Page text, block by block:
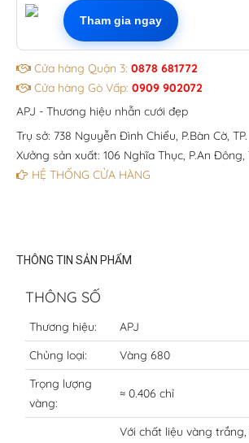
Tham gia ngay
Cửa hàng Quận 3: 0878 681772
Cửa hàng Gò Vấp: 0909 902072
APJ - Thương hiệu nhẫn cưới đẹp
Trụ sở: 738 Nguyễn Đình Chiểu, P.Bàn Cờ,
Xưởng sản xuất: 106 Nghĩa Thục, P.An Đông,
HỆ THỐNG CỬA HÀNG
THÔNG TIN SẢN PHẨM
THÔNG SỐ
Thương hiệu:
APJ
Chủng loại:
Vàng 680
Trọng lượng
vàng:
≈ 0.406 chỉ
Với chất liệu vàng trắng,